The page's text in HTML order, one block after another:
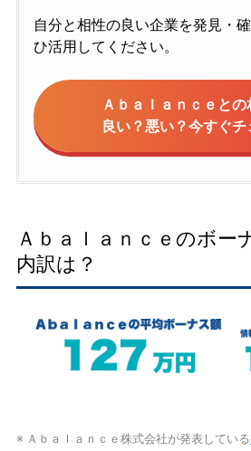
自分と相性の良い企業を発見・
ひ活用してください。
Ａｂａｌａｎｃｅとの
良い？悪い？今すぐチ
Ａｂａｌａｎｃｅのボー
内訳は？
※ Ａｂａｌａｎｃｅ株式会社が発表している